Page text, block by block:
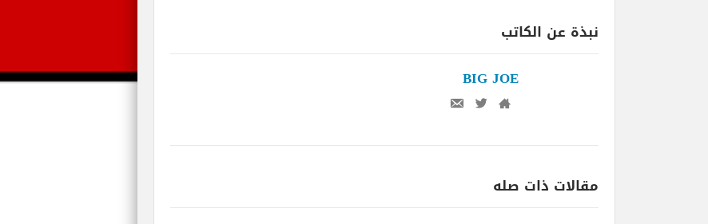
نبذة عن الكاتب
BIG JOE
مقالات ذات صله